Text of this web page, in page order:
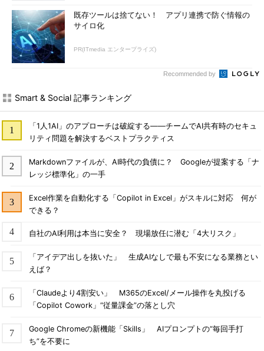
既存ツールは捨てない！ アプリ連携で防ぐ情報の
サイロ化
PR(ITmedia エンタープライズ)
Recommended by
Smart & Social 記事ランキング
「1人1AI」のアプローチは破綻する――チームでAI共有時のセキュ
リティ問題を解決するベストプラクティス
Markdownファイルが、AI時代の負債に？ Googleが提案する「ナ
レッジ標準化」の一手
Excel作業を自動化する「Copilot in Excel」がスキルに対応 何が
できる？
自社のAI利用は本当に安全？ 現場放任に潜む「4大リスク」
「アイデア出しを抜いた」 生成AIなしで最も不安になる業務とい
えば？
「Claudeより4割安い」 M365のExcel/メール操作を丸投げる
「Copilot Cowork」“従量課金”の落とし穴
Google Chromeの新機能「Skills」 AIプロンプトの“毎回手打
ち”を不要に